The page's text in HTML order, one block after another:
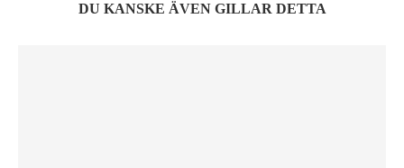
DU KANSKE ÄVEN GILLAR DETTA